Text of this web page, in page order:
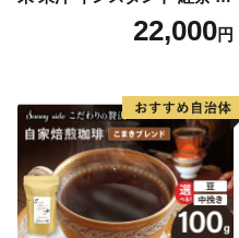
タミンC 袋 ロングセラー 粉
末飲料 粉末茶 簡単 手軽 ホッ
22,000円